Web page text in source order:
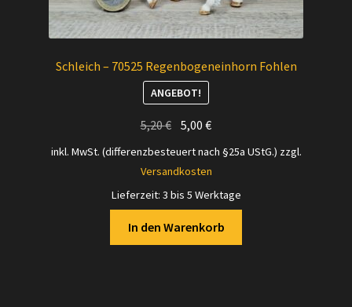
Schleich – 70525 Regenbogeneinhorn Fohlen
ANGEBOT!
5,20€ Ursprünglicher
5,00€Aktueller
inkl. MwSt. (differenzbesteuert nach §25a UStG.) zzgl.
Versandkosten
Lieferzeit: 3 bis 5 Werktage
In den Warenkorb